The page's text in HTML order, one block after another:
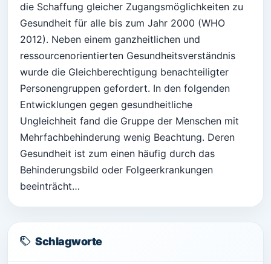
die Schaffung gleicher Zugangsmöglichkeiten zu
Gesundheit für alle bis zum Jahr 2000 (WHO
2012). Neben einem ganzheitlichen und
ressourcenorientierten Gesundheitsverständnis
wurde die Gleichberechtigung benachteiligter
Personengruppen gefordert. In den folgenden
Entwicklungen gegen gesundheitliche
Ungleichheit fand die Gruppe der Menschen mit
Mehrfachbehinderung wenig Beachtung. Deren
Gesundheit ist zum einen häufig durch das
Behinderungsbild oder Folgeerkrankungen
beeinträcht…
Schlagworte